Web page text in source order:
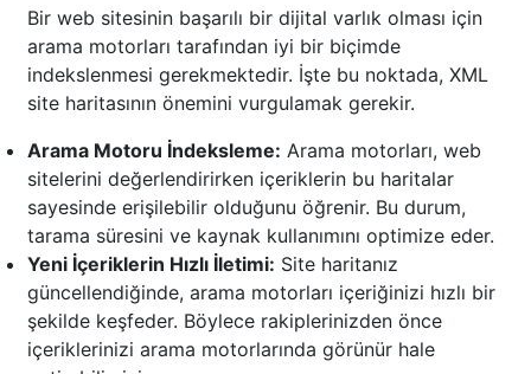
Bir web sitesinin başarılı bir dijital varlık olması için
arama motorları tarafından iyi bir biçimde
indekslenmesi gerekmektedir. İşte bu noktada, XML
site haritasının önemini vurgulamak gerekir.
Arama Motoru İndeksleme: Arama motorları, web
sitelerini değerlendirirken içeriklerin bu haritalar
sayesinde erişilebilir olduğunu öğrenir. Bu durum,
tarama süresini ve kaynak kullanımını optimize eder.
Yeni İçeriklerin Hızlı İletimi: Site haritanız
güncellendiğinde, arama motorları içeriğinizi hızlı bir
şekilde keşfeder. Böylece rakiplerinizden önce
içeriklerinizi arama motorlarında görünür hale